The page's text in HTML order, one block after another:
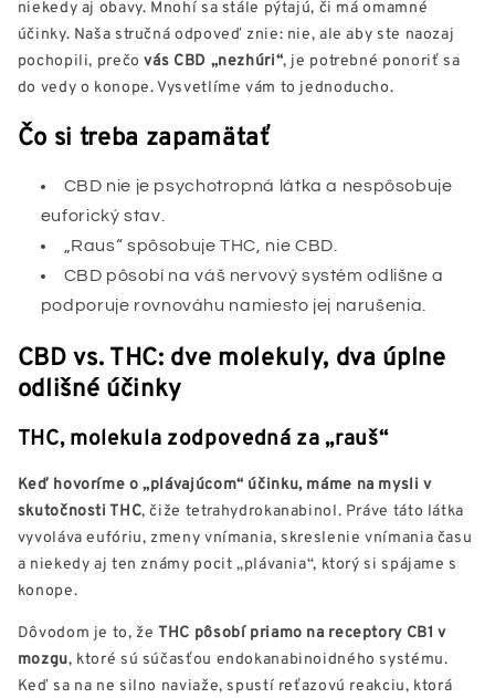
niekedy aj obavy. Mnohí sa stále pýtajú, či má omamné
účinky. Naša stručná odpoveď znie: nie, ale aby ste naozaj
pochopili, prečovás CBD „nezhúri“, je potrebné ponoriť sa
do vedy o konope. Vysvetlíme vám to jednoducho.
Čo si treba zapamätať
CBD nie je psychotropná látka a nespôsobuje
euforický stav.
„Raus“ spôsobuje THC, nie CBD.
CBD pôsobí na váš nervový systém odlišne a
podporuje rovnováhu namiesto jej narušenia.
CBD vs. THC: dve molekuly, dva úplne
odlišné účinky
THC, molekula zodpovedná za „rauš“
Keď hovoríme o „plávajúcom“ účinku, máme na mysli v
skutočnosti THC, čiže tetrahydrokanabinol. Práve táto látka
vyvoláva eufóriu, zmeny vnímania, skreslenie vnímania času
a niekedy aj ten známy pocit „plávania“, ktorý si spájame s
konope.
Dôvodom je to, žeTHC pôsobí priamo na receptory CB1 v
mozgu, ktoré sú súčasťou endokanabinoidného systému.
Keď sa na ne silno naviaže, spustí reťazovú reakciu, ktorá